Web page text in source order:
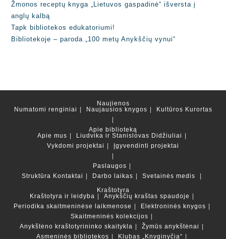
Žmonos receptų knyga „Lietuvos gaspadinė“ išversta į
anglų kalbą
Tapk bibliotekos edukatoriumi!
Bibliotekoje – paroda „100 metų Anykščių vynui“
Naujienos
Numatomi renginiai
Naujausios knygos Kultūros Kurortas
Apie biblioteką
Apie mus
Liudvika ir Stanislovas Didžiuliai
Vykdomi projektai
Įgyvendinti projektai
Paslaugos
Struktūra Kontaktai Darbo laikas
Svetainės medis
Kraštotyra
Kraštotyra ir leidyba
Anykščių kraštas spaudoje
Periodika skaitmeninėse laikmenose
Elektroninės knygos
Skaitmeninės kolekcijos
Anykštėno kraštotyrininko skaitykla
Žymūs anykštėnai
Asmeninės bibliotekos
Klubas „Knyginyčia“